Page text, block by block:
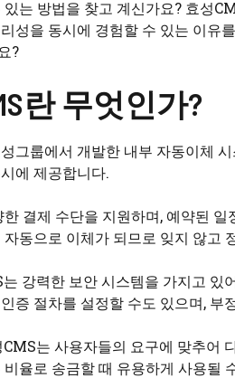
는 방법을 찾고 계신가요? 효성
성을 동시에 경험할 수 있는 이유
?
란 무엇인가?
그룹에서 개발한 내부 자동이체
에 제공합니다.
결제 수단을 지원하며, 예약된
자동으로 이체가 되므로 잊지 않고
는 강력한 보안 시스템을 가지고
증 절차를 설정할 수도 있으며,
는 사용자들의 요구에 맞추어
율로 송금할 때 유용하게 사용될